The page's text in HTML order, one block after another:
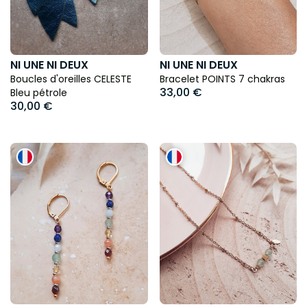
NI UNE NI DEUX
Boucles d'oreilles CELESTE
Bleu pétrole
30,00 €
NI UNE NI DEUX
Bracelet POINTS 7 chakras
33,00 €